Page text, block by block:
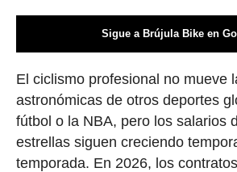
Sigue a Brújula Bike en
El ciclismo profesional no mueve
astronómicas de otros deportes
fútbol o la NBA, pero los salarios
estrellas siguen creciendo
temporada. En 2026, los